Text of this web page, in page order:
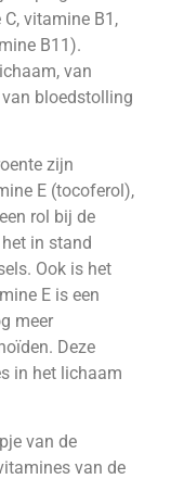
vitamine B1,
B11).
van
bloedstolling
zijn
E (tocoferol),
rol bij de
in stand
Ook is het
E is een
meer
Deze
in het lichaam
van de
van de